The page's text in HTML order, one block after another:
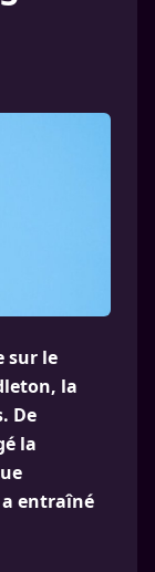
sur le
la
De
la
entraîné